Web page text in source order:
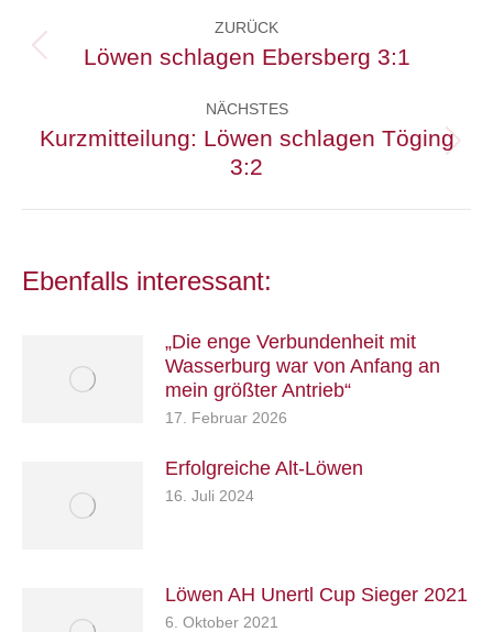
ZURÜCK
Vorheriger
Löwen schlagen Ebersberg 3:1
NÄCHSTES
Nächster
Beitrag:
Kurzmitteilung: Löwen schlagen Töging
3:2
Ebenfalls interessant:
„Die enge Verbundenheit mit
Wasserburg war von Anfang an
mein größter Antrieb“
17. Februar 2026
Erfolgreiche Alt-Löwen
16. Juli 2024
Löwen AH Unertl Cup Sieger 2021
6. Oktober 2021